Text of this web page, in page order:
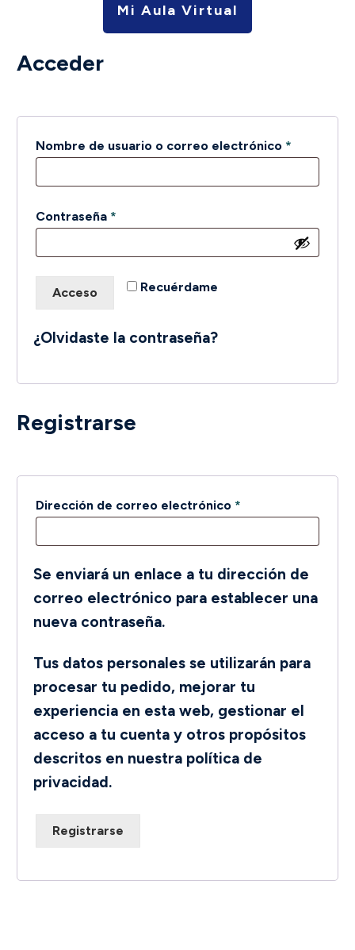
Mi Aula Virtual
Acceder
Nombre de usuario o correo electrónico *
Contraseña *
Recuérdame
Acceso
¿Olvidaste la contraseña?
Registrarse
Dirección de correo electrónico *
Se enviará un enlace a tu dirección de
correo electrónico para establecer una
nueva contraseña.
Tus datos personales se utilizarán para
procesar tu pedido, mejorar tu
experiencia en esta web, gestionar el
acceso a tu cuenta y otros propósitos
descritos en nuestra política de
privacidad.
Registrarse